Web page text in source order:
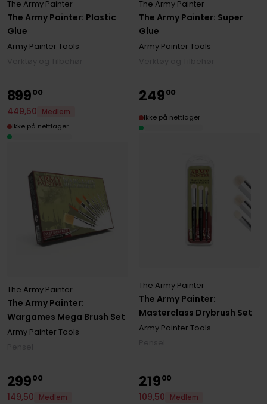
The Army Painter: Plastic
Glue
The Army Painter
Army Painter Tools
The Army Painter: Super
Glue
The Army Painter
Army Painter Tools
The Army Painter:
Wargames Mega Brush Set
The Army Painter
Army Painter Tools
89900
449,50
Medlem
Ikke på nettlager
The Army Painter:
Masterclass Drybrush Set
The Army Painter
Army Painter Tools
24900
Ikke på nettlager
29900
149,50
Medlem
21900
109,50
Medlem